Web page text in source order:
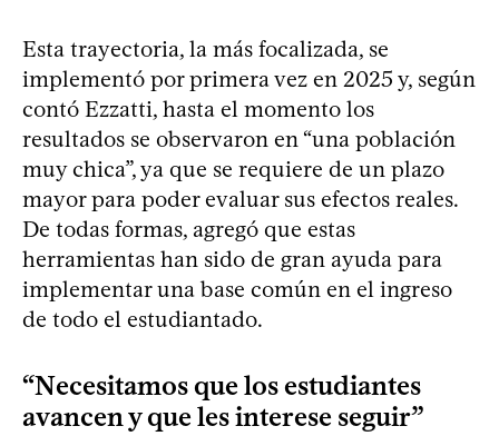
Esta trayectoria, la más focalizada, se
implementó por primera vez en 2025 y, según
contó Ezzatti, hasta el momento los
resultados se observaron en “una población
muy chica”, ya que se requiere de un plazo
mayor para poder evaluar sus efectos reales.
De todas formas, agregó que estas
herramientas han sido de gran ayuda para
implementar una base común en el ingreso
de todo el estudiantado.
“Necesitamos que los estudiantes
avancen y que les interese seguir”